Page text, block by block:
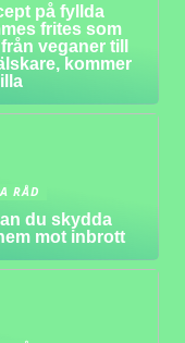
på fyllda
frites som
veganer till
kommer
RÅD
du skydda
mot inbrott